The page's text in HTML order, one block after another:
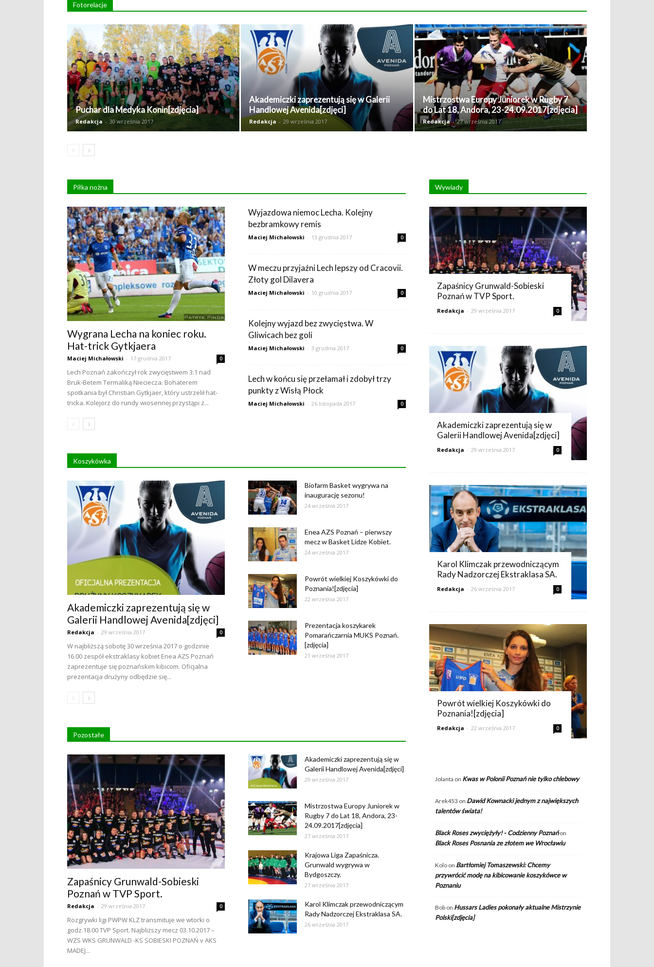
Fotorelacje
Puchar dla Medyka Konin[zdjęcia]
Redakcja - 30 września 2017
Akademiczki zaprezentują się w Galerii
Handlowej Avenida[zdjęci]
Redakcja - 29 września 2017
Mistrzostwa Europy Juniorek w Rugby 7
do Lat 18, Andora, 23-24.09.2017[zdjęcia]
Redakcja - 27 września 2017
Piłka nożna
Wygrana Lecha na koniec roku.
Hat-trick Gytkjaera
Maciej Michałowski - 17 grudnia 2017 0
Lech Poznań zakończył rok zwycięstwem 3:1 nad
Bruk-Betem Termaliką Nieciecza. Bohaterem
spotkania był Christian Gytkjaer, który ustrzelił hat-
tricka. Kolejorz do rundy wiosennej przystąpi z...
Wyjazdowa niemoc Lecha. Kolejny
bezbramkowy remis
Maciej Michałowski - 13 grudnia 2017 0
W meczu przyjaźni Lech lepszy od Cracovii.
Złoty gol Dilavera
Maciej Michałowski - 10 grudnia 2017 0
Kolejny wyjazd bez zwycięstwa. W
Gliwicach bez goli
Maciej Michałowski - 3 grudnia 2017 0
Lech w końcu się przełamał i zdobył trzy
punkty z Wisłą Płock
Maciej Michałowski - 26 listopada 2017 0
Koszykówka
Akademiczki zaprezentują się w
Galerii Handlowej Avenida[zdjęci]
Redakcja - 29 września 2017 0
W najbliższą sobotę 30 września 2017 o godzinie
16.00 zespół ekstraklasy kobiet Enea AZS Poznań
zaprezentuje się poznańskim kibicom. Oficjalna
prezentacja drużyny odbędzie się...
Biofarm Basket wygrywa na
inaugurację sezonu!
24 września 2017
Enea AZS Poznań – pierwszy
mecz w Basket Lidze Kobiet.
24 września 2017
Powrót wielkiej Koszykówki do
Poznania![zdjęcia]
22 września 2017
Prezentacja koszykarek
Pomarańczarnia MUKS Poznań.
[zdjęcia]
21 września 2017
Pozostałe
Zapaśnicy Grunwald-Sobieski
Poznań w TVP Sport.
Redakcja - 29 września 2017 0
Rozgrywki ligi PWPW KLZ transmituje we wtorki o
godz.18.00 TVP Sport. Najbliższy mecz 03.10.2017 –
WZS WKS GRUNWALD -KS SOBIESKI POZNAŃ v AKS
MADEJ...
Akademiczki zaprezentują się w
Galerii Handlowej Avenida[zdjęci]
29 września 2017
Mistrzostwa Europy Juniorek w
Rugby 7 do Lat 18, Andora, 23-
24.09.2017[zdjęcia]
27 września 2017
Krajowa Liga Zapaśnicza.
Grunwald wygrywa w
Bydgoszczy.
27 września 2017
Karol Klimczak przewodniczącym
Rady Nadzorczej Ekstraklasa SA.
26 września 2017
Wywiady
Zapaśnicy Grunwald-Sobieski
Poznań w TVP Sport.
Redakcja - 29 września 2017 0
Akademiczki zaprezentują się w
Galerii Handlowej Avenida[zdjęci]
Redakcja - 29 września 2017 0
Karol Klimczak przewodniczącym
Rady Nadzorczej Ekstraklasa SA.
Redakcja - 26 września 2017 0
Powrót wielkiej Koszykówki do
Poznania![zdjęcia]
Redakcja - 22 września 2017 0
Jolanta on Kwas w Polonii Poznań nie tylko chlebowy
Arek453 on Dawid Kownacki jednym z największych
talentów świata!
Black Roses zwyciężyły! - Codzienny Poznańon
Black Roses Posnania ze złotem we Wrocławiu
Kolo on Bartłomiej Tomaszewski: Chcemy
przywrócić modę na kibicowanie koszykówce w
Poznaniu
Bob on Hussars Ladies pokonały aktualne Mistrzynie
Polski[zdjęcia]